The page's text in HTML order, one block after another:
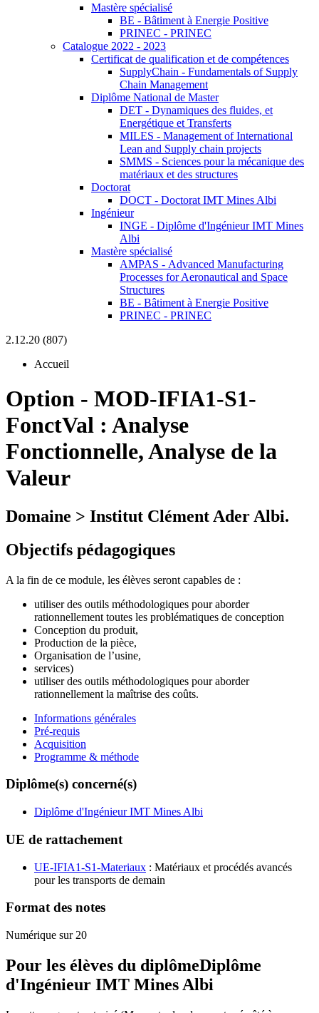
Mastère spécialisé
BE - Bâtiment à Energie Positive
PRINEC - PRINEC
Catalogue 2022 - 2023
Certificat de qualification et de compétences
SupplyChain - Fundamentals of Supply
Chain Management
Diplôme National de Master
DET - Dynamiques des fluides, et
Energétique et Transferts
MILES - Management of International
Lean and Supply chain projects
SMMS - Sciences pour la mécanique des
matériaux et des structures
Doctorat
DOCT - Doctorat IMT Mines Albi
Ingénieur
INGE - Diplôme d'Ingénieur IMT Mines
Albi
Mastère spécialisé
AMPAS - Advanced Manufacturing
Processes for Aeronautical and Space
Structures
BE - Bâtiment à Energie Positive
PRINEC - PRINEC
2.12.20 (807)
Accueil
Option - MOD-IFIA1-S1-
FonctVal : Analyse
Fonctionnelle, Analyse de la
Valeur
Domaine > Institut Clément Ader Albi.
Objectifs pédagogiques
A la fin de ce module, les élèves seront capables de :
utiliser des outils méthodologiques pour aborder
rationnellement toutes les problématiques de conception
Conception du produit,
Production de la pièce,
Organisation de l’usine,
services)
utiliser des outils méthodologiques pour aborder
rationnellement la maîtrise des coûts.
Informations générales
Pré-requis
Acquisition
Programme & méthode
Diplôme(s) concerné(s)
Diplôme d'Ingénieur IMT Mines Albi
UE de rattachement
UE-IFIA1-S1-Materiaux : Matériaux et procédés avancés
pour les transports de demain
Format des notes
Numérique sur 20
Pour les élèves du diplômeDiplôme
d'Ingénieur IMT Mines Albi